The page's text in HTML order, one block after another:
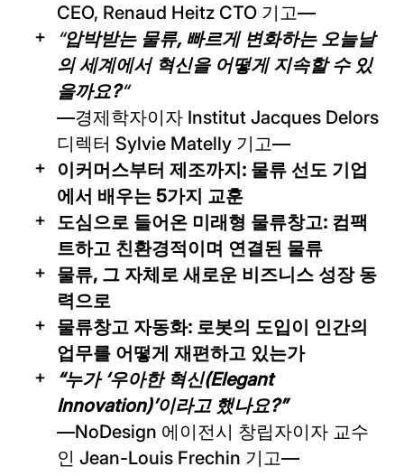
CEO, Renaud Heitz CTO 기고—
“압박받는 물류, 빠르게 변화하는 오늘날
의 세계에서 혁신을 어떻게 지속할 수 있
을까요?“
—경제학자이자 Institut Jacques Delors
디렉터 Sylvie Matelly 기고—
이커머스부터 제조까지: 물류 선도 기업
에서 배우는 5가지 교훈
도심으로 들어온 미래형 물류창고: 컴팩
트하고 친환경적이며 연결된 물류
물류, 그 자체로 새로운 비즈니스 성장 동
력으로
물류창고 자동화: 로봇의 도입이 인간의
업무를 어떻게 재편하고 있는가
“누가 ‘우아한 혁신(Elegant
Innovation)’이라고 했나요?”
—NoDesign 에이전시 창립자이자 교수
인 Jean-Louis Frechin 기고—